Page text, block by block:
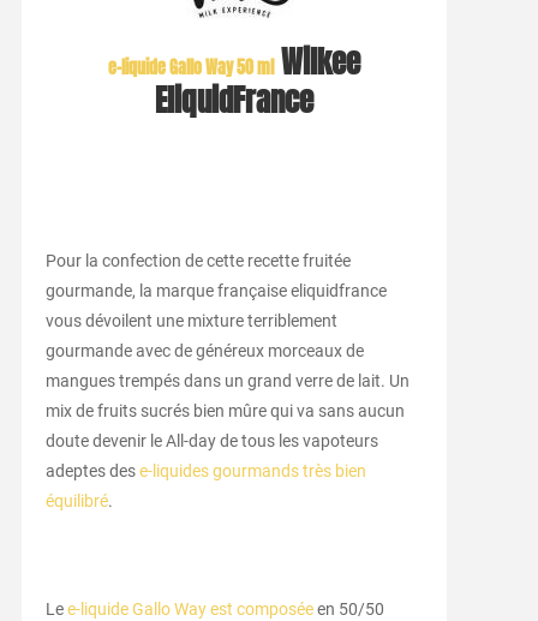
e-liquide Gallo Way 50 mlWilkee
EliquidFrance
Pour la confection de cette recette fruitée
gourmande, la marque française eliquidfrance
vous dévoilent une mixture terriblement
gourmande avec de généreux morceaux de
mangues trempés dans un grand verre de lait. Un
mix de fruits sucrés bien mûre qui va sans aucun
doute devenir le All-day de tous les vapoteurs
adeptes dese-liquides gourmands très bien
équilibré.
Lee-liquide Gallo Way est composéeen 50/50